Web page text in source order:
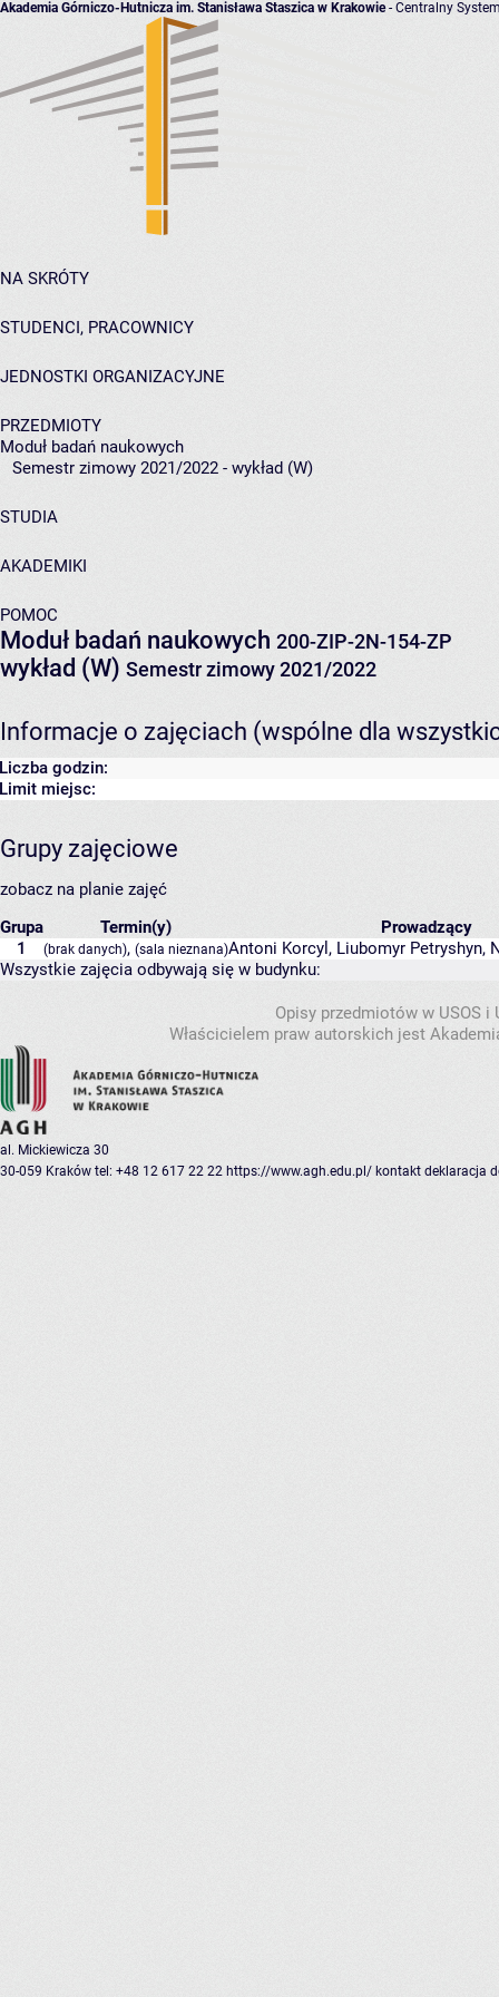
Akademia Górniczo-Hutnicza im. Stanisława Staszica w Krakowie- Centralny
NA SKRÓTY
STUDENCI, PRACOWNICY
JEDNOSTKI ORGANIZACYJNE
PRZEDMIOTY
Moduł badań naukowych
Semestr zimowy 2021/2022 - wykład (W)
STUDIA
AKADEMIKI
POMOC
Moduł badań naukowych 200-ZIP-2N-154-ZP
wykład (W) Semestr zimowy 2021/2022
Informacje o zajęciach (wspólne dla
Liczba godzin:
Limit miejsc:
Grupy zajęciowe
zobacz na planie zajęć
Grupa
Termin(y)
Prowadzący
1
(brak danych), (sala nieznana)Antoni Korcyl , Liubomyr Petryshyn,
Wszystkie zajęcia odbywają się w budynku:
Opisy przedmiotów w USOS
Właścicielem praw autorskich jest
al. Mickiewicza 30
30-059 Kraków tel: +48 12 617 22 22 https://www.agh.edu.pl/ kontakt deklaracja